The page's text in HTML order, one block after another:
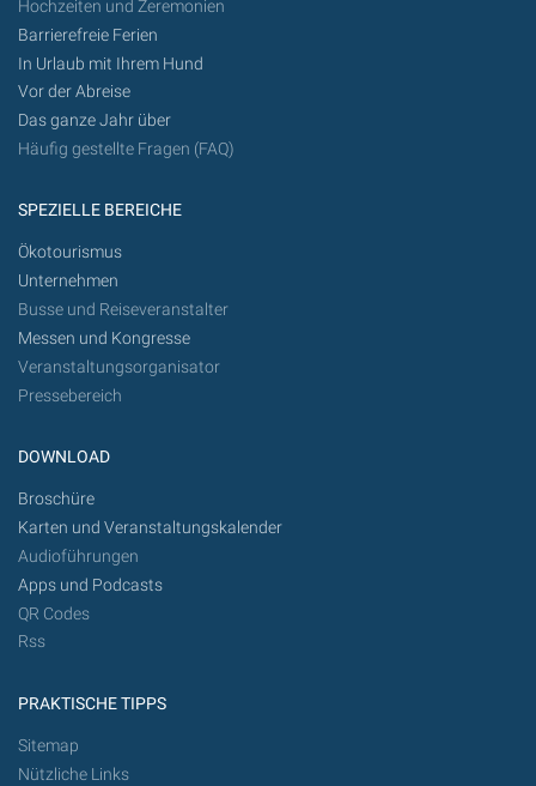
Hochzeiten und Zeremonien
Barrierefreie Ferien
In Urlaub mit Ihrem Hund
Vor der Abreise
Das ganze Jahr über
Häufig gestellte Fragen (FAQ)
SPEZIELLE BEREICHE
Ökotourismus
Unternehmen
Busse und Reiseveranstalter
Messen und Kongresse
Veranstaltungsorganisator
Pressebereich
DOWNLOAD
Broschüre
Karten und Veranstaltungskalender
Audioführungen
Apps und Podcasts
QR Codes
Rss
PRAKTISCHE TIPPS
Sitemap
Nützliche Links